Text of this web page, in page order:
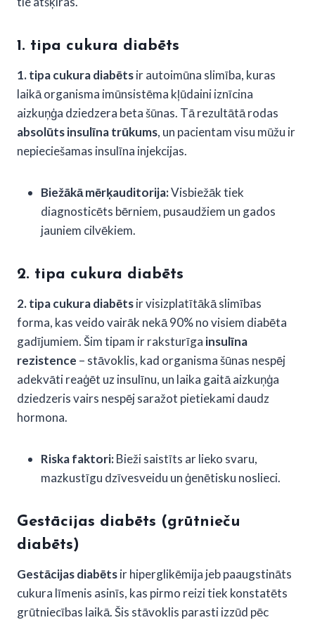
1. tipa cukura diabēts
1. tipa cukura diabētsir autoimūna slimība, kuras
laikā organisma imūnsistēma kļūdaini iznīcina
aizkuņģa dziedzera beta šūnas. Tā rezultātā rodas
absolūts insulīna trūkums, un pacientam visu mūžu ir
nepieciešamas insulīna injekcijas.
Biežākā mērķauditorija:Visbiežāk tiek
diagnosticēts bērniem, pusaudžiem un gados
jauniem cilvēkiem.
2. tipa cukura diabēts
2. tipa cukura diabētsir visizplatītākā slimības
forma, kas veido vairāk nekā 90% no visiem diabēta
gadījumiem. Šim tipam ir raksturīga insulīna
rezistence – stāvoklis, kad organisma šūnas nespēj
adekvāti reaģēt uz insulīnu, un laika gaitā aizkuņģa
dziedzeris vairs nespēj saražot pietiekami daudz
hormona.
Riska faktori:Bieži saistīts ar lieko svaru,
mazkustīgu dzīvesveidu un ģenētisku noslieci.
Gestācijas diabēts (grūtnieču
diabēts)
Gestācijas diabētsir hiperglikēmija jeb paaugstināts
cukura līmenis asinīs, kas pirmo reizi tiek konstatēts
grūtniecības laikā. Šis stāvoklis parasti izzūd pēc